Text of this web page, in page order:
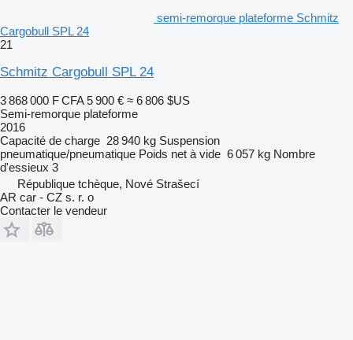
semi-remorque plateforme Schmitz
Cargobull SPL 24
21
Schmitz Cargobull SPL 24
3 868 000 F CFA 5 900 € ≈ 6 806 $US
Semi-remorque plateforme
2016
Capacité de charge 28 940 kg Suspension
pneumatique/pneumatique Poids net à vide 6 057 kg Nombre
d'essieux 3
République tchèque, Nové Strašecí
AR car - CZ s. r. o
Contacter le vendeur